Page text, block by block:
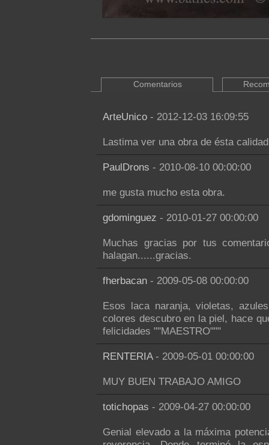
Comentarios
ArteUnico - 2012-12-03 16:09:55
Lastima ver una obra de ésta
PaulDrons - 2010-08-10 00:00:00
me gusta mucho esta obra.
gdominguez - 2010-01-27 00:00:00
Muchas gracias por tus
halagan......gracias.
fherbacan - 2009-05-08 00:00:00
Esos laca naranja, violetas,
colores descubro en la piel, hace
felicidades ""MAESTRO"""
RENTERIA- 2009-05-01 00:00:00
MUY BUEN TRABAJO AMIGO
totichopas - 2009-04-27 00:00:00
Genial elevado a la máxima